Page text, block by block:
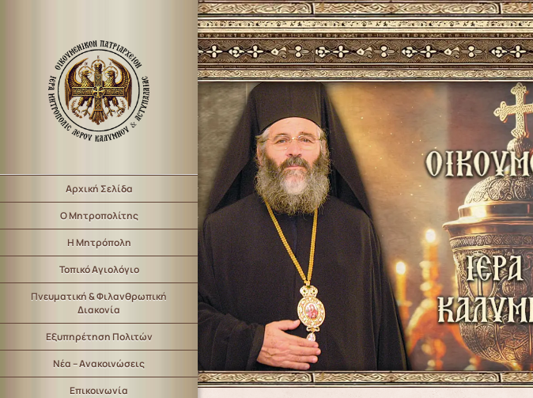
Αρχική Σελίδα
Ο Μητροπολίτης
Η Μητρόπολη
Τοπικό Αγιολόγιο
Πνευματική & Φιλανθρωπική
Διακονία
Εξυπηρέτηση Πολιτών
Νέα – Ανακοινώσεις
Επικοινωνία